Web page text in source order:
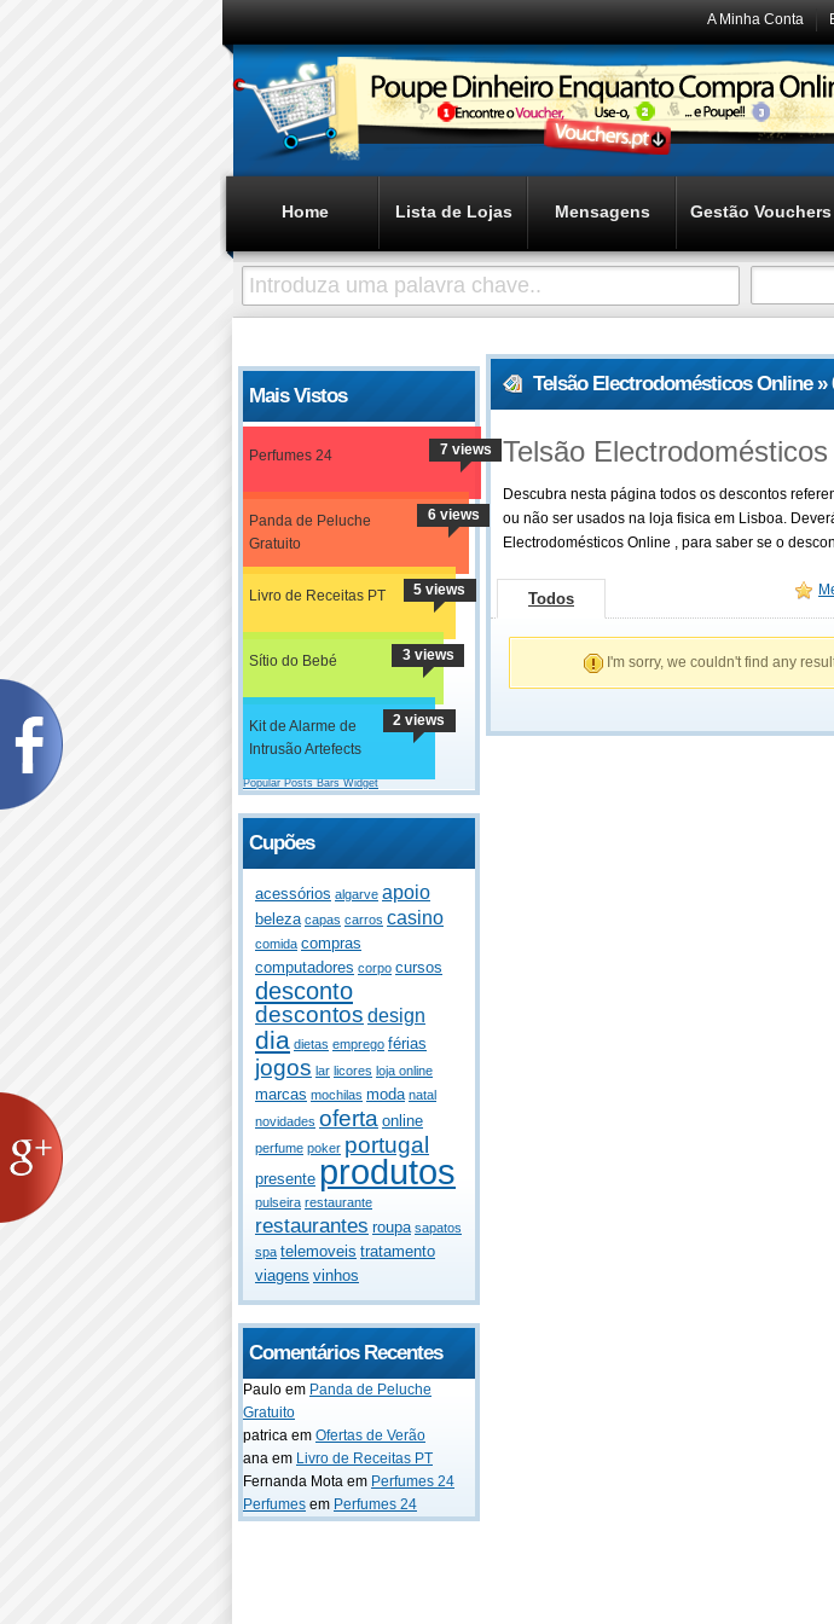
A Minha Conta
Home Lista de Lojas Mensagens Gestão Vouchers
Mais Vistos
Perfumes 24 7 views
Panda de Peluche
Gratuito
6 views
Livro de Receitas PT 5 views
Sítio do Bebé 3 views
Kit de Alarme de
Intrusão Artefects
2 views
Popular Posts Bars Widget
Cupões
acessórios algarve apoio
beleza capas carros casino
comida compras
computadores corpo cursos
desconto
descontos design
dia dietas emprego férias
jogos lar licores loja online
marcas mochilas moda natal
novidades oferta online
perfume poker portugal
presente produtos
pulseira restaurante
restaurantes roupa sapatos
spa telemoveis tratamento
viagens vinhos
Comentários Recentes
Paulo em Panda de Peluche
Gratuito
patrica em Ofertas de Verão
ana em Livro de Receitas PT
Fernanda Mota em Perfumes 24
Perfumes em Perfumes 24
Telsão Electrodomésticos Online
Telsão
Descubra nesta página todos os descontos
ou não ser usados na loja fisica em Lisboa.
Electrodomésticos Online , para saber se o
Todos
I'm sorry, we couldn't find any